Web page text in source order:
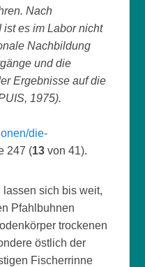
Nach
es im Labor nicht
Nachbildung
und die
Ergebnisse auf die
1975).
die-
247 (13 von 41).
sich bis weit,
Pfahlbuhnen
trockenen
östlich der
Fischerrinne